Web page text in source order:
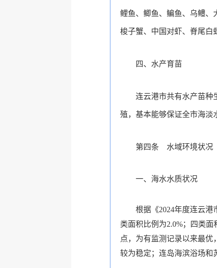
鲤鱼、鲫鱼、鳊鱼、乌鳢、
梭子蟹、中国对虾、脊尾白
四、水产育苗
连云港市共有水产苗种
殖，基本能够保证全市海淡
第四条 水域环境状况
一、海水水质状况
根据《2024年度连云港
类面积比例为2.0%；四类
点，为有监测记录以来最
较为稳定；连岛海滨浴场和